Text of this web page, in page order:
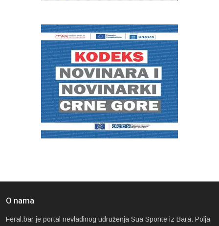
O nama
Feral.bar je portal nevladinog udruženja Sua Sponte iz Bara. Polja